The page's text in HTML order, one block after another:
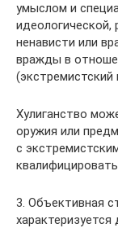
умыслом и
идеологической,
ненависти или
вражды в
(экстремистский
Хулиганство
оружия или
с
3. Объективная